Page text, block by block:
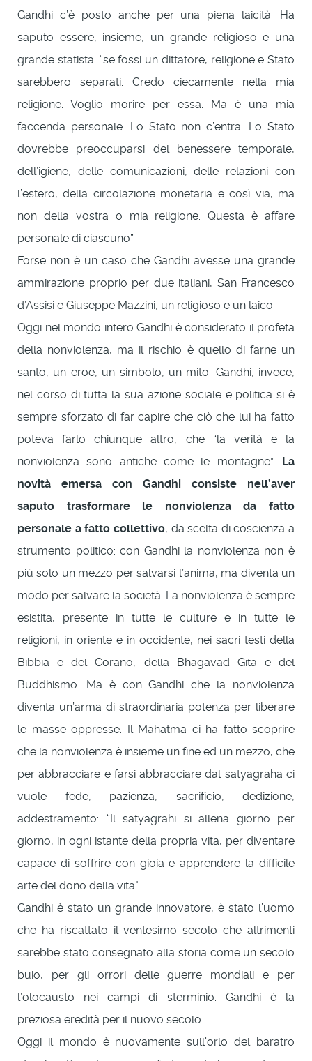
Gandhi c’è posto anche per una piena laicità. Ha
saputo essere, insieme, un grande religioso e una
grande statista: “se fossi un dittatore, religione e Stato
sarebbero separati. Credo ciecamente nella mia
religione. Voglio morire per essa. Ma è una mia
faccenda personale. Lo Stato non c’entra. Lo Stato
dovrebbe preoccuparsi del benessere temporale,
dell’igiene, delle comunicazioni, delle relazioni con
l’estero, della circolazione monetaria e così via, ma
non della vostra o mia religione. Questa è affare
personale di ciascuno”.
Forse non è un caso che Gandhi avesse una grande
ammirazione proprio per due italiani, San Francesco
d’Assisi e Giuseppe Mazzini, un religioso e un laico.
Oggi nel mondo intero Gandhi è considerato il profeta
della nonviolenza, ma il rischio è quello di farne un
santo, un eroe, un simbolo, un mito. Gandhi, invece,
nel corso di tutta la sua azione sociale e politica si è
sempre sforzato di far capire che ciò che lui ha fatto
poteva farlo chiunque altro, che “la verità e la
nonviolenza sono antiche come le montagne”. La
novità emersa con Gandhi consiste nell’aver
saputo trasformare le nonviolenza da fatto
personale a fatto collettivo, da scelta di coscienza a
strumento politico: con Gandhi la nonviolenza non è
più solo un mezzo per salvarsi l’anima, ma diventa un
modo per salvare la società. La nonviolenza è sempre
esistita, presente in tutte le culture e in tutte le
religioni, in oriente e in occidente, nei sacri testi della
Bibbia e del Corano, della Bhagavad Gita e del
Buddhismo. Ma è con Gandhi che la nonviolenza
diventa un’arma di straordinaria potenza per liberare
le masse oppresse. Il Mahatma ci ha fatto scoprire
che la nonviolenza è insieme un fine ed un mezzo, che
per abbracciare e farsi abbracciare dal satyagraha ci
vuole fede, pazienza, sacrificio, dedizione,
addestramento: “Il satyagrahi si allena giorno per
giorno, in ogni istante della propria vita, per diventare
capace di soffrire con gioia e apprendere la difficile
arte del dono della vita".
Gandhi è stato un grande innovatore, è stato l’uomo
che ha riscattato il ventesimo secolo che altrimenti
sarebbe stato consegnato alla storia come un secolo
buio, per gli orrori delle guerre mondiali e per
l’olocausto nei campi di sterminio. Gandhi è la
preziosa eredità per il nuovo secolo.
Oggi il mondo è nuovamente sull'orlo del baratro